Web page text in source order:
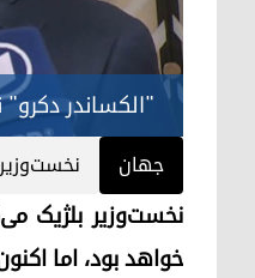
"الکساندر
جهان نخست‌وزیر
نخست‌وزیر بلژیک
خواهد بود، اما